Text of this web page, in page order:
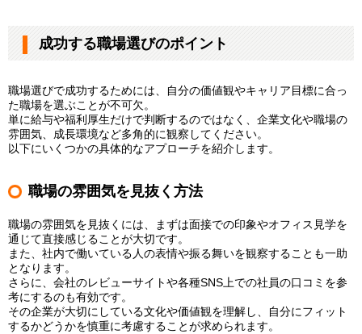
成功する職場選びのポイント
職場選びで成功するためには、自分の価値観やキャリア目標に合っ
た職場を選ぶことが不可欠。
単に給与や福利厚生だけで判断するのではなく、企業文化や職場の
雰囲気、成長環境など多角的に観察してください。
以下にいくつかの具体的なアプローチを紹介します。
職場の雰囲気を見抜く方法
職場の雰囲気を見抜くには、まずは面接での印象やオフィス見学を
通じて直接感じることが大切です。
また、社内で働いている人の表情や振る舞いを観察することも一助
となります。
さらに、会社のレビューサイトや各種SNS上での社員の口コミを参
考にするのも有効です。
その企業が大切にしている文化や価値観を理解し、自分にフィット
するかどうかを慎重に考慮することが求められます。